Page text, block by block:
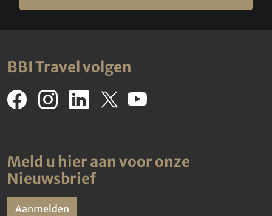
BBI Travel volgen
Meld u hier aan voor onze
Nieuwsbrief
Aanmelden